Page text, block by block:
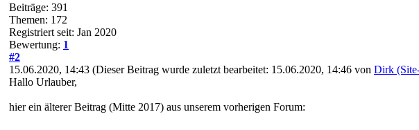
Beiträge: 391
Themen: 172
Registriert seit: Jan 2020
Bewertung: 1
#2
15.06.2020, 14:43 (Dieser Beitrag wurde zuletzt bearbeitet: 15.06.2020, 14:46 von Dirk
Hallo Urlauber,
hier ein älterer Beitrag (Mitte 2017) aus unserem vorherigen Forum: